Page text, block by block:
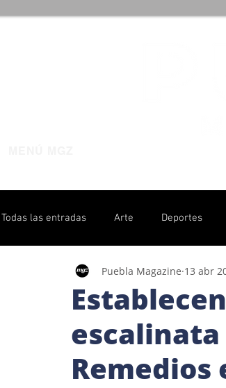
Todas las entradas Arte Deportes
Poblanas destacadas Pulso Político
Remedios
Puebla Magazine 13 abr